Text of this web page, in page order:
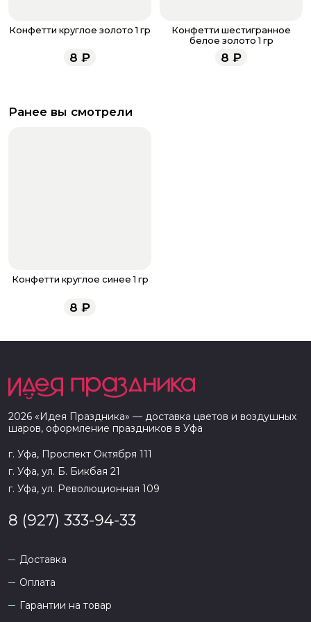
Конфетти круглое золото 1 гр
8 ₽
Конфетти шестигранное
белое золото 1 гр
8 ₽
Ранее вы смотрели
Конфетти круглое синее 1 гр
8 ₽
2026 «Идея Праздника» — доставка цветов и воздушных
шаров, оформление праздников в Уфа
г. Уфа, Проспект Октября 111
г. Уфа, ул. Б. Бикбая 21
г. Уфа, ул. Революционная 109
8 (927) 333-94-33
Доставка
Оплата
Гарантии на товар